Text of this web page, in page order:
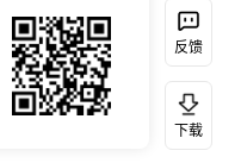
反馈
下载